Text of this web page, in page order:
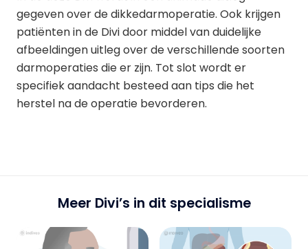
gegeven over de dikkedarmoperatie. Ook krijgen
patiënten in de Divi door middel van duidelijke
afbeeldingen uitleg over de verschillende soorten
darmoperaties die er zijn. Tot slot wordt er
specifiek aandacht besteed aan tips die het
herstel na de operatie bevorderen.
Meer Divi’s in dit specialisme